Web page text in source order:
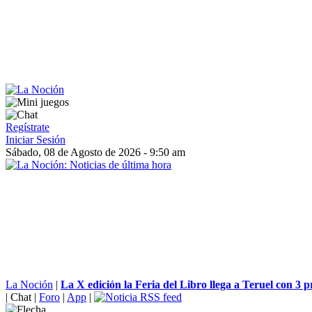
Regístrate
Iniciar Sesión
Sábado, 08 de Agosto de 2026 - 9:50 am
La Noción | La X edición la Feria del Libro llega a Teruel con 3
| Chat | Foro | App |